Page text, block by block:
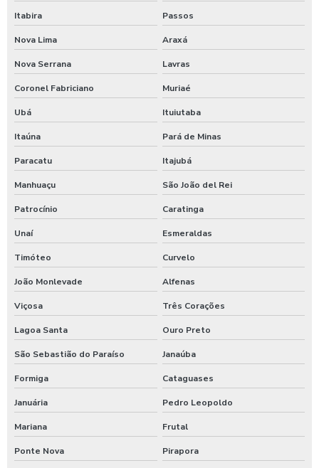
Lavagem de veículos pesados
Limpeza de trator
Maquina de aplicar shampoo em carros
Maquina para higienização automotiva a vapor
Maquina para higienização de carros
Maquina de higienização de veiculos
Máquina de jogar produtos automotivos
Máquina de jogar produtos químicos
Máquina de jogar sabão
Maquina de jogar sabao para carros
Maquina de lavar caminhão de água quente
Máquina para lavar carros
Máquina para lavar carros portátil
Itabira Passos
Nova Lima Araxá
Nova Serrana Lavras
Coronel Fabriciano Muriaé
Ubá Ituiutaba
Itaúna Pará de Minas
Paracatu Itajubá
Manhuaçu São João del Rei
Patrocínio Caratinga
Unaí Esmeraldas
Timóteo Curvelo
João Monlevade Alfenas
Viçosa Três Corações
Lagoa Santa Ouro Preto
São Sebastião do Paraíso Janaúba
Formiga Cataguases
Januária Pedro Leopoldo
Mariana Frutal
Ponte Nova Pirapora